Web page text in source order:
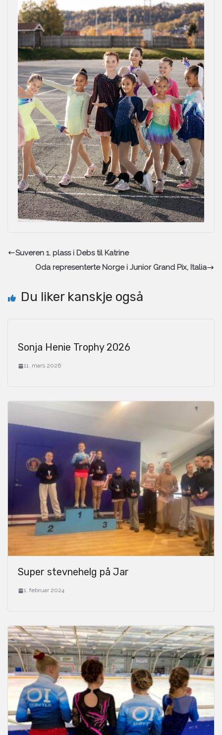
Suveren 1. plass i Debs til Katrine
Oda representerte Norge i Junior Grand Pix, Italia
Du liker kanskje også
Sonja Henie Trophy 2026
11. mars 2026
Super stevnehelg på Jar
1. februar 2024